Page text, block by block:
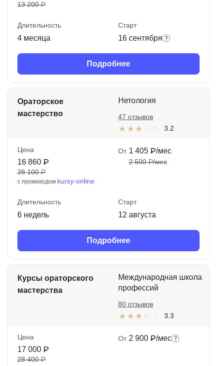
13 200 ₽
Длительность
4 месяца
Старт
16 сентября
Подробнее
Ораторское
мастерство
Нетология
3.2
47 отзывов
Цена
16 860 ₽
28 100 ₽
с промокодом kursy-online
От 1 405 ₽/мес
2 500 ₽/мес
Длительность
6 недель
Старт
12 августа
Подробнее
Курсы ораторского
мастерства
Международная школа
профессий
3.3
80 отзывов
Цена
17 000 ₽
28 400 ₽
От 2 900 ₽/мес